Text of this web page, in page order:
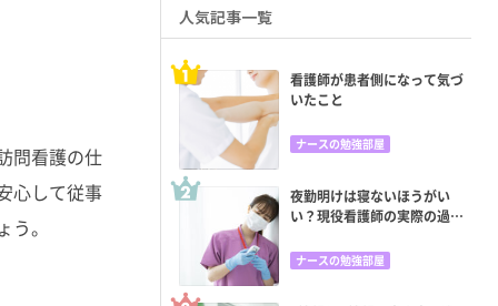
問看護の仕
心して従事
。
人気記事一覧
看護師が患者側になって気づ
いたこと
ナースの勉強部屋
夜勤明けは寝ないほうがい
い？現役看護師の実際の過ご
ナースの勉強部屋